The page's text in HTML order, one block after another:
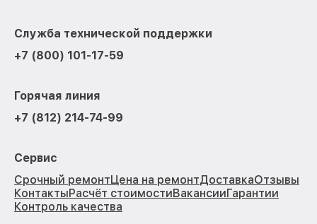
Служба технической поддержки
+7 (800) 101-17-59
Горячая линия
+7 (812) 214-74-99
Сервис
Срочный ремонтЦена на ремонтДоставкаОтзывы
КонтактыРасчёт стоимостиВакансииГарантии
Контроль качества